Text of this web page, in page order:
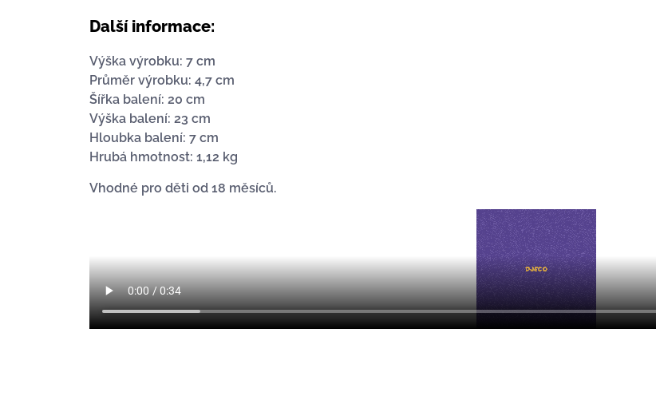
Další informace:
Výška výrobku: 7 cm
Průměr výrobku: 4,7 cm
Šířka balení: 20 cm
Výška balení: 23 cm
Hloubka balení: 7 cm
Hrubá hmotnost: 1,12 kg
Vhodné pro děti od 18 měsíců.